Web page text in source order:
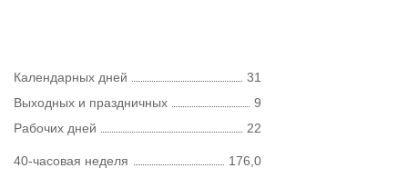
Календарных дней
31
Выходных и праздничных
9
Рабочих дней
22
40-часовая неделя
176,0